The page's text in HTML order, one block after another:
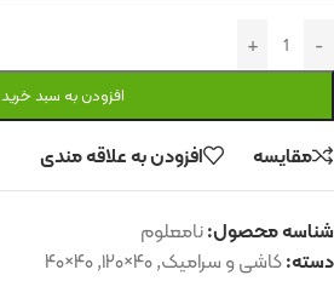
افزودن به سبد خرید
مقایسه افزودن به علاقه مندی
شناسه محصول:نامعلوم
دسته:کاشی و سرامیک,۴۰×۱۲۰ ,۴۰×۴۰